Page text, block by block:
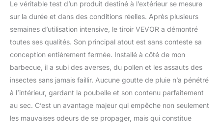
Le véritable test d’un produit destiné à l’extérieur se mesure
sur la durée et dans des conditions réelles. Après plusieurs
semaines d’utilisation intensive, le tiroir VEVOR a démontré
toutes ses qualités. Son principal atout est sans conteste sa
conception entièrement fermée. Installé à côté de mon
barbecue, il a subi des averses, du pollen et les assauts des
insectes sans jamais faillir. Aucune goutte de pluie n’a pénétré
à l’intérieur, gardant la poubelle et son contenu parfaitement
au sec. C’est un avantage majeur qui empêche non seulement
les mauvaises odeurs de se propager, mais qui constitue